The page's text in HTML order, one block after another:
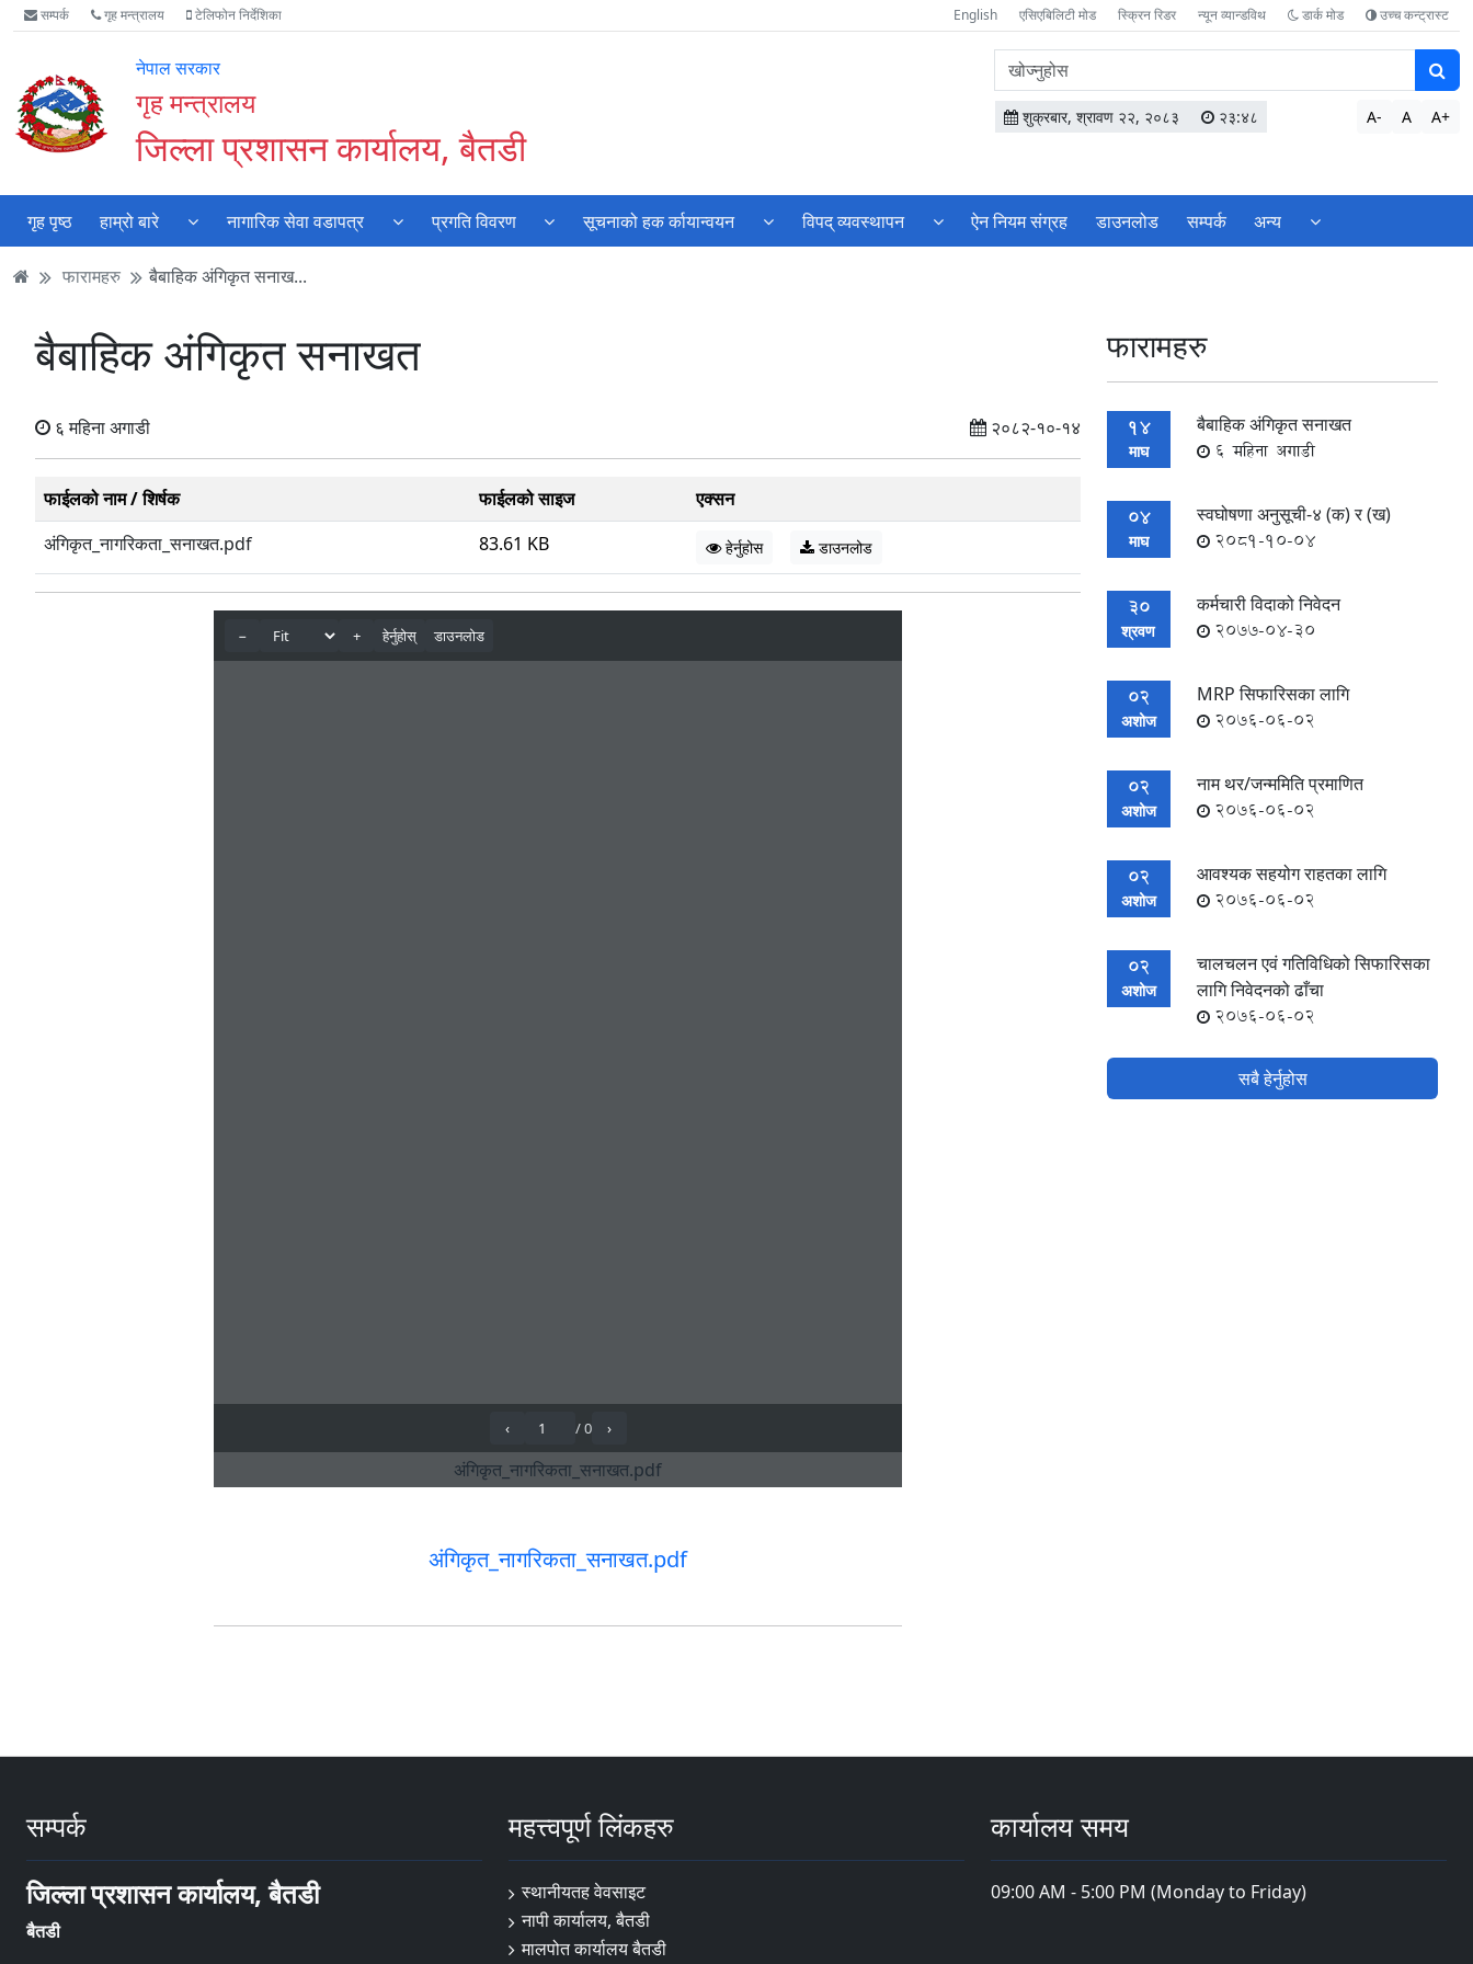
Accessibility
Mode
गर्नुहोस्
मुख्य
सामाग्री
मुख्य
नेभिगेसन
वेबसाइट
खोजमा
सम्पर्क गृह मन्त्रालय टेलिफोन निर्देशिका English एसिएबिलिटी मोड स्क्रिन रिडर न्यून व्यान्डविथ डार्क मोड उच्च कन्ट्रास्ट
नेपाल सरकार
गृह मन्त्रालय
जिल्ला प्रशासन कार्यालय, बैतडी
वेबसाइटमा
सामग्री
खोज्नुहोस
शुक्रबार, श्रावण २२, २०८३ २३:४८ A- A A+
गृह पृष्ठ हाम्रो बारे नागारिक सेवा वडापत्र प्रगति विवरण सूचनाको हक र्कायान्वयन विपद् व्यवस्थापन ऐन नियम संग्रह डाउनलोड सम्पर्क अन्य
फारामहरु बैबाहिक अंगिकृत सनाख...
बैबाहिक अंगिकृत सनाखत
६ महिना अगाडी २०८२-१०-१४
फाईलको नाम / शिर्षक फाईलको साइज
एक्सन
अंगिकृत_नागरिकता_सनाखत.pdf
83.61 KB हेर्नुहोस डाउनलोड
अंगिकृत_नागरिकता_सनाखत.pdf
फारामहरु
14
माघ
बैबाहिक अंगिकृत सनाखत
6 महिना अगाडी
04
माघ
स्वघोषणा अनुसूची-४ (क) र (ख)
2081-10-04
30
श्रवण
कर्मचारी विदाको निवेदन
2077-04-30
02
अशोज
MRP सिफारिसका लागि
2076-06-02
02
अशोज
नाम थर/जन्ममिति प्रमाणित
2076-06-02
02
अशोज
आवश्यक सहयोग राहतका लागि
2076-06-02
02
अशोज
चालचलन एवं गतिविधिको सिफारिसका
लागि निवेदनको ढाँचा
2076-06-02
सबै हेर्नुहोस
सम्पर्क
जिल्ला प्रशासन कार्यालय, बैतडी
बैतडी
महत्त्वपूर्ण लिंकहरु
स्थानीयतह वेवसाइट
नापी कार्यालय, बैतडी
मालपोत कार्यालय बैतडी
कार्यालय समय
09:00 AM - 5:00 PM (Monday to Friday)